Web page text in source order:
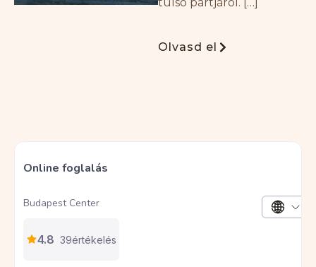
Olvasd el